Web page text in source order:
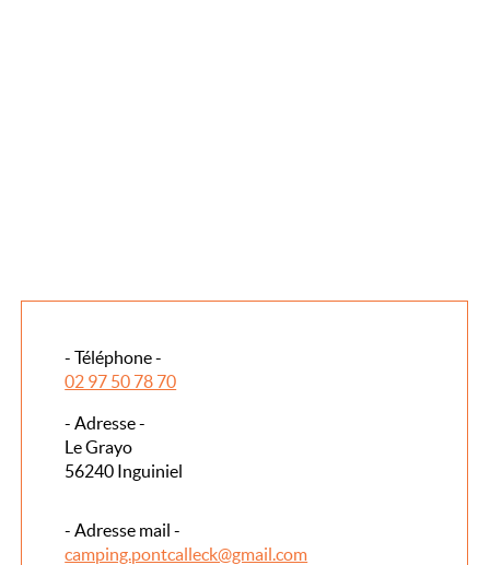
- Téléphone -
02 97 50 78 70
- Adresse -
Le Grayo
56240 Inguiniel
- Adresse mail -
camping.pontcalleck@gmail.com